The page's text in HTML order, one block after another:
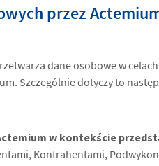
przez
dane osobowe w
Szczególnie dotyczy to
w kontekście
Kontrahentami,